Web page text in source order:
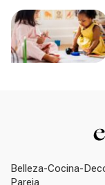
Belleza Cocina
Pareja